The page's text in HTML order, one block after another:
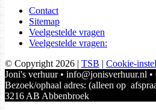
Contact
Sitemap
Veelgestelde vragen
Veelgestelde vragen:
© Copyright 2026 | TSB | Cookie-
Joni's verhuur • info@jonisverhuur.nl
Bezoek/ophaal adres: (alleen op
3216 AB Abbenbroek